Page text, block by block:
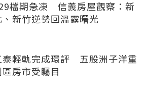
檔期急凍 信義房屋觀察：新
、新竹逆勢回溫露曙光
泰輕軌完成環評 五股洲子洋重
房市受矚目